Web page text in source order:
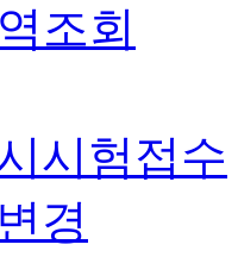
조회
시험접수
경